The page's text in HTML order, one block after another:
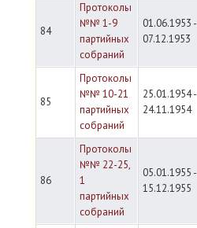
84
Протоколы
№№ 1-9
партийных
собраний
01.06.1953 -
07.12.1953
85
Протоколы
№№ 10-21
партийных
собраний
25.01.1954 -
24.11.1954
86
Протоколы
№№ 22-25,
1
партийных
собраний
05.01.1955 -
15.12.1955